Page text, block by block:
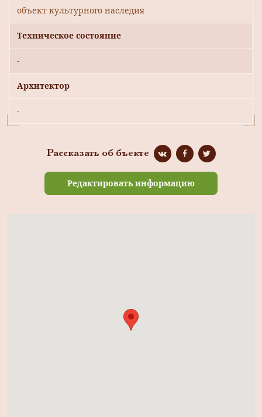
объект культурного наследия
Техническое состояние
-
Архитектор
-
Рассказать об бъекте
Редактировать информацию